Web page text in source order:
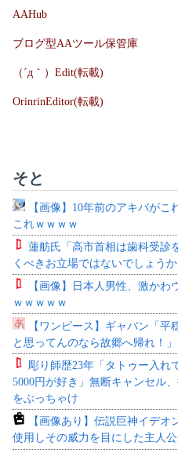
AAHub
ブログ型AAツール保管庫
（´д｀）Edit(転載)
OrinrinEditor(転載)
そと
【画像】10年前のアキバが
これｗｗｗｗ
蓮舫氏「高市首相は歯科受診
くべきお立場ではないでしょうか
【画像】日本人男性、激かわ
ｗｗｗｗｗ
【ワンピース】ギャバン「平
と思ってんのなら故郷へ帰れ！」
彫り師歴23年「タトゥー入れ
5000円が好き」無断キャンセル
をぶっちゃけ
【画像あり】伝説巨神イデオ
使用しその威力を目にした主人